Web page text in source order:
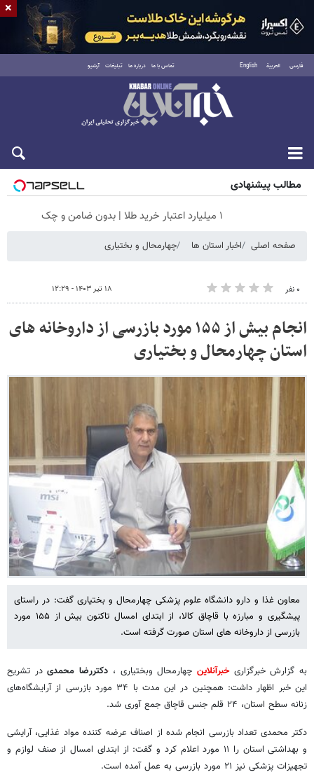
فارسی العربية English تماس با ما درباره ما تبلیغات آرشیو
پنجشنبه ۱۵ مرداد ۱۴۰۵
مطالب پیشنهادی
۱ میلیارد اعتبار خرید طلا | بدون ضامن و چک
صفحه اصلی اخبار استان ها چهارمحال و بختیاری
۰ نفر ۱۸ تیر ۱۴۰۳ - ۱۲:۲۹
انجام بیش از ۱۵۵ مورد بازرسی از داروخانه های
استان چهارمحال و بختیاری
معاون غذا و دارو دانشگاه علوم پزشکی چهارمحال و بختیاری گفت: در راستای
پیشگیری و مبارزه با قاچاق کالا، از ابتدای امسال تاکنون بیش از ۱۵۵ مورد
بازرسی از داروخانه های استان صورت گرفته است.
به گزارش خبرگزاریخبرآنلاین چهارمحال وبختیاری ، دکتررضا محمدیدر تشریح
این خبر اظهار داشت: همچنین در این مدت با ۳۴ مورد بازرسی از آرایشگاه‌های
زنانه سطح استان، ۲۴ قلم جنس قاچاق جمع آوری شد.
دکتر محمدی تعداد بازرسی انجام شده از اصناف عرضه کننده مواد غذایی، آرایشی
و بهداشتی استان را ۱۱ مورد اعلام کرد و گفت: از ابتدای امسال از صنف لوازم و
تجهیزات پزشکی نیز ۲۱ مورد بازرسی به عمل آمده است.
×